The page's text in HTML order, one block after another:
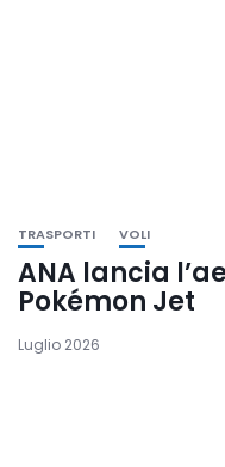
TRASPORTI VOLI
ANA lancia
Pokémon Jet
Luglio 2026